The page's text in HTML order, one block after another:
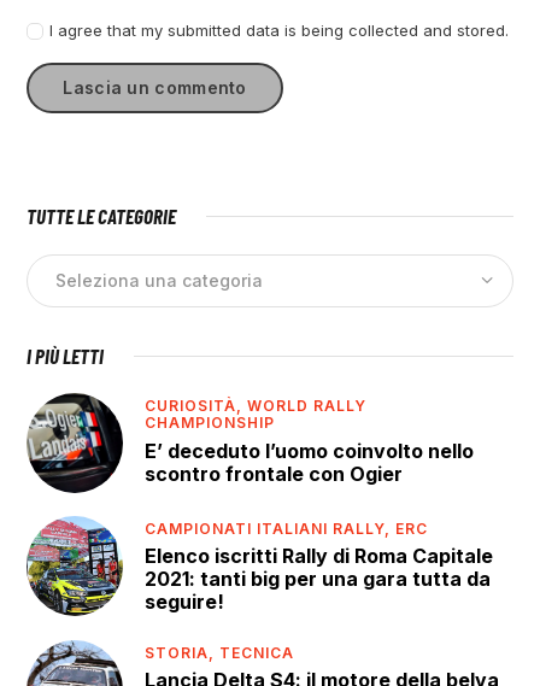
I agree that my submitted data is being collected and stored.
TUTTE LE CATEGORIE
I PIÙ LETTI
CURIOSITÀ,WORLD RALLY
CHAMPIONSHIP
E’ deceduto l’uomo coinvolto nello
scontro frontale con Ogier
CAMPIONATI ITALIANI RALLY, ERC
Elenco iscritti Rally di Roma Capitale
2021: tanti big per una gara tutta da
seguire!
STORIA, TECNICA
Lancia Delta S4: il motore della belva